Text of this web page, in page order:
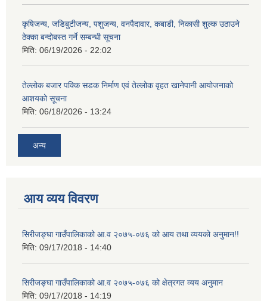
कृषिजन्य, जडिबुटीजन्य, पशुजन्य, वनपैदावार, कबाडी, निकासी शुल्क उठाउने
ठेक्का बन्दोबस्त गर्ने सम्बन्धी सूचना
मिति: 06/19/2026 - 22:02
तेल्लोक बजार पक्कि सडक निर्माण एवं तेल्लोक वृहत खानेपानी आयोजनाको
आशयको सूचना
मिति: 06/18/2026 - 13:24
अन्य
आय व्यय विवरण
सिरीजङ्घा गाउँपालिकाको आ.व २०७५-०७६ को आय तथा व्ययको अनुमान!!
मिति: 09/17/2018 - 14:40
सिरीजङ्घा गाउँपालिकाको आ.व २०७५-०७६ को क्षेत्रगत व्यय अनुमान
मिति: 09/17/2018 - 14:19